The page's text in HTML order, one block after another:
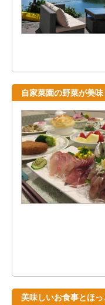
自家菜園の野菜が美
美味しいお食事とほ